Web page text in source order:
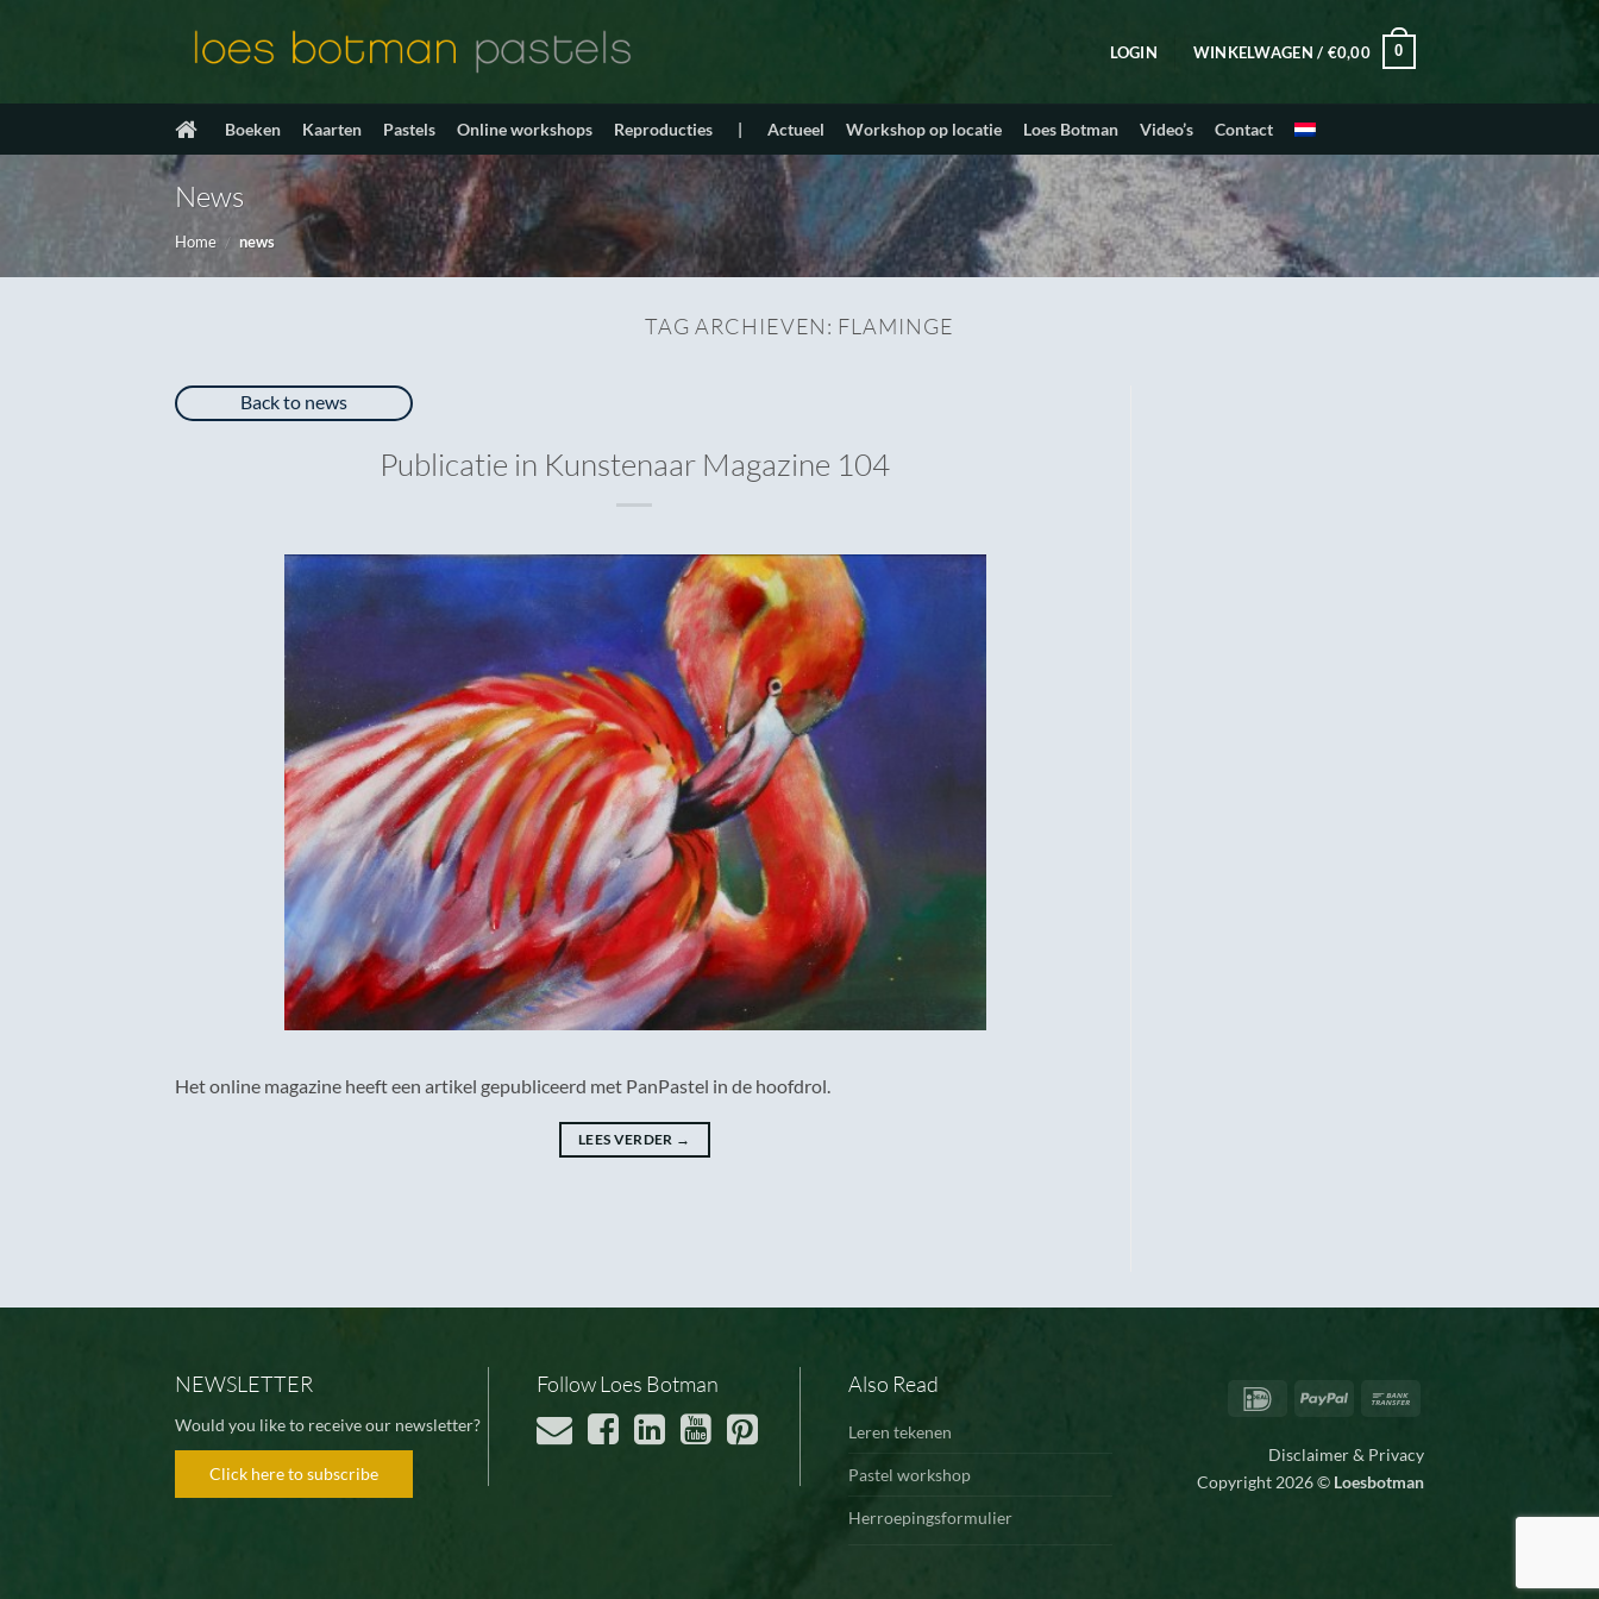
LOGIN WINKELWAGEN / €0,00 0
Boeken Kaarten Pastels Online workshops Reproducties | Actueel Workshop op locatie Loes Botman Video’s Contact
News
Home / news
TAG ARCHIEVEN: FLAMINGE
Back to news
Publicatie in Kunstenaar Magazine 104
Het online magazine heeft een artikel gepubliceerd met PanPastel in de hoofdrol.
LEES VERDER →
NEWSLETTER
Would you like to receive our newsletter?
Click here to subscribe
Follow Loes Botman Also Read
Leren tekenen
Pastel workshop
Herroepingsformulier
IDeal PayPal
Disclaimer & Privacy
Copyright 2026 © Loesbotman